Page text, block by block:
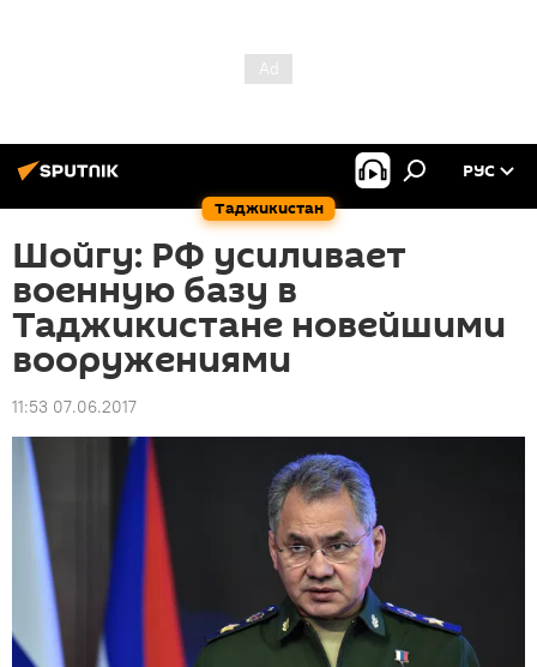
Таджикистан
РУС
Шойгу: РФ усиливает
военную базу в
Таджикистане новейшими
вооружениями
11:53 07.06.2017